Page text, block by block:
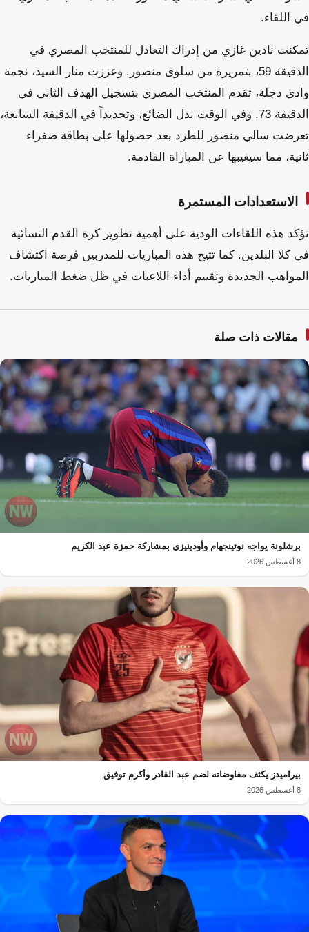
في اللقاء.
تمكنت نادين غازي من إدراك التعادل للمنتخب المصري في
الدقيقة 59، بتمريرة من سلوى منصور. وعززت منار السيد، نجمة
وادي دجلة، تقدم المنتخب المصري بتسجيل الهدف الثاني في
الدقيقة 73. وفي الوقت بدل الضائع، وتحديداً في الدقيقة السابعة،
تعرضت سالي منصور للطرد بعد حصولها على بطاقة صفراء
ثانية، مما سيغيبها عن المباراة القادمة.
الاستعدادات المستمرة
تؤكد هذه اللقاءات الودية على أهمية تطوير كرة القدم النسائية
في كلا البلدين. كما تتيح هذه المباريات للمدربين فرصة اكتشاف
المواهب الجديدة وتقييم أداء اللاعبات في ظل ضغط المباريات.
مقالات ذات صلة
برشلونة يواجه نوتينجهام وأودينيزي بمشاركة حمزة عبد الكريم
8 أغسطس 2026
بيراميدز يكثف مفاوضاته لضم عبد القادر وأكرم توفيق
8 أغسطس 2026